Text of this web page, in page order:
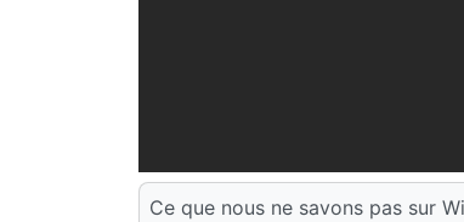
Ce que nous ne savons pas sur